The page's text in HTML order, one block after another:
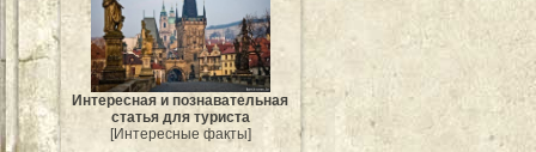
Интересная и познавательная
статья для туриста
[Интересные факты]